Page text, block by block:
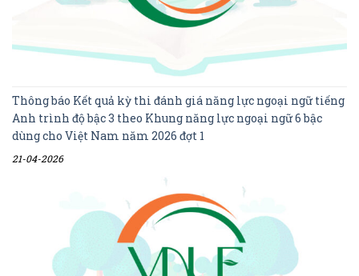
Thông báo Kết quả kỳ thi đánh giá năng lực ngoại ngữ tiếng
Anh trình độ bậc 3 theo Khung năng lực ngoại ngữ 6 bậc
dùng cho Việt Nam năm 2026 đợt 1
21-04-2026